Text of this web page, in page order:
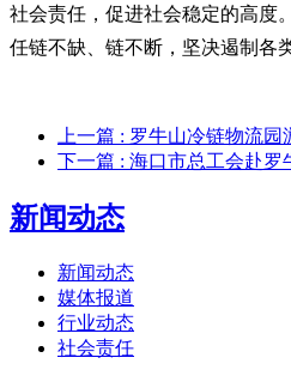
社会责任，促进社会稳定的高度
任链不缺、链不断，坚决遏制各
上一篇 : 罗牛山冷链物流园
下一篇 : 海口市总工会赴罗
新闻动态
新闻动态
媒体报道
行业动态
社会责任